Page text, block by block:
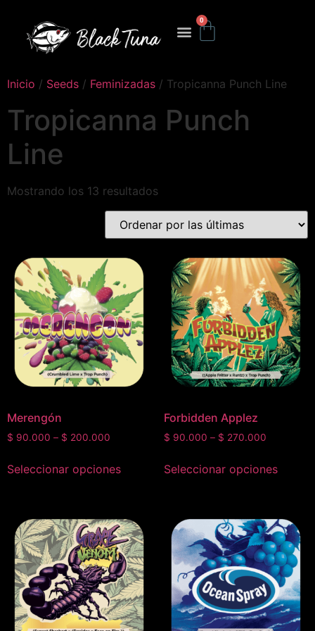
0
Inicio / Seeds / Feminizadas / Tropicanna Punch Line
Tropicanna Punch
Line
Mostrando los 13 resultados
Merengón
$ 90.000 – $ 200.000
Seleccionar opciones
Forbidden Applez
$ 90.000 – $ 270.000
Seleccionar opciones